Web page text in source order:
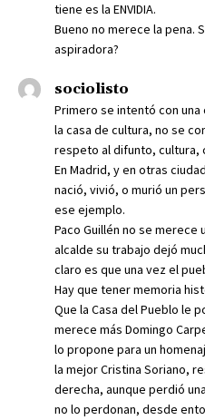
tiene es la ENVIDIA.
Bueno no merece la pena.
aspiradora?
sociolisto
Primero se intentó con
la casa de cultura, no se
respeto al difunto, cultura,
En Madrid, y en otras
nació, vivió, o murió un
ese ejemplo.
Paco Guillén no se merece
alcalde su trabajo dejó
claro es que una vez el
Hay que tener memoria
Que la Casa del Pueblo le
merece más Domingo
lo propone para un
la mejor Cristina Soriano,
derecha, aunque perdió
no lo perdonan, desde